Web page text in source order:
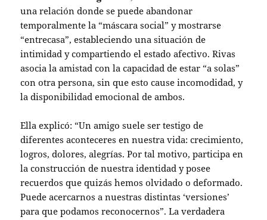
una relación donde se puede abandonar
temporalmente la “máscara social” y mostrarse
“entrecasa”, estableciendo una situación de
intimidad y compartiendo el estado afectivo. Rivas
asocia la amistad con la capacidad de estar “a solas”
con otra persona, sin que esto cause incomodidad, y
la disponibilidad emocional de ambos.
Ella explicó: “Un amigo suele ser testigo de
diferentes aconteceres en nuestra vida: crecimiento,
logros, dolores, alegrías. Por tal motivo, participa en
la construcción de nuestra identidad y posee
recuerdos que quizás hemos olvidado o deformado.
Puede acercarnos a nuestras distintas ‘versiones’
para que podamos reconocernos”. La verdadera